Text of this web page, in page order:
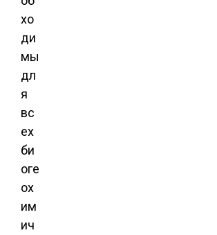
хо
ди
мы
дл
я
вс
ех
би
оге
ох
им
ич